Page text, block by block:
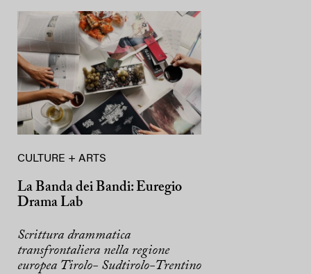
CULTURE + ARTS
La Banda dei Bandi: Euregio
Drama Lab
Scrittura drammatica
transfrontaliera nella regione
europea Tirolo- Sudtirolo-Trentino